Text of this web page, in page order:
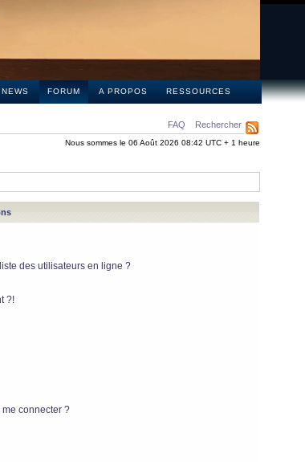
NEWS FORUM A PROPOS RESSOURCES
FAQ Rechercher
Nous sommes le 06 Août 2026 08:42 UTC + 1 heure
des utilisateurs en ligne ?
?!
me connecter ?